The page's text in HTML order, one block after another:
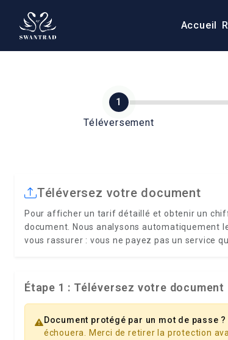
Accueil
Téléversement
Téléversez votre document
Pour afficher un tarif détaillé et obtenir un
document. Nous analysons automatiquement
vous rassurer : vous ne payez pas un service
Étape 1 : Téléversez votre document
Document protégé par un mot de passe ?
échouera. Merci de retirer la protection